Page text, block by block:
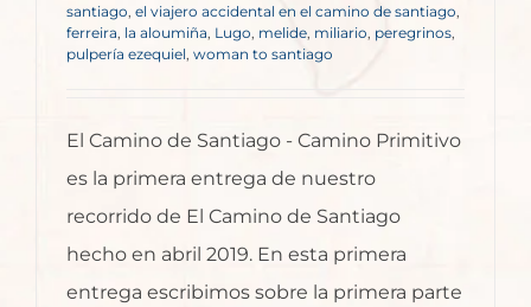
santiago el viajero accidental en el camino de santiago,
ferreira la aloumiña, Lugo melide miliario peregrinos,
pulpería ezequiel woman to santiago
El Camino de Santiago - Camino Primitivo
es la primera entrega de nuestro
recorrido de El Camino de Santiago
hecho en abril 2019. En esta primera
entrega escribimos sobre la primera parte